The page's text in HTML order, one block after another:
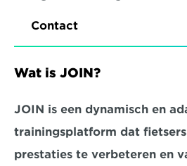
Contact
Wat is JOIN?
JOIN is een dynamisch en
trainingsplatform dat
prestaties te verbeteren en